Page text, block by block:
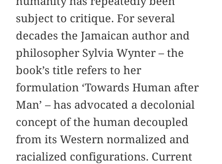
subject to critique. For several
decades the Jamaican author and
philosopher Sylvia Wynter – the
book’s title refers to her
formulation ‘Towards Human after
Man’ – has advocated a decolonial
concept of the human decoupled
from its Western normalized and
racialized configurations. Current